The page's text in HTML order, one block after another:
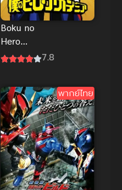
Boku no
Hero
Academia
ภาค 1
7.8
พากย์ไทย